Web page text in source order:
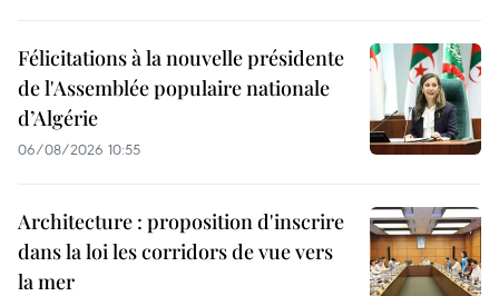
Félicitations à la nouvelle présidente
de l'Assemblée populaire nationale
d’Algérie
06/08/2026 10:55
Architecture : proposition d'inscrire
dans la loi les corridors de vue vers
la mer